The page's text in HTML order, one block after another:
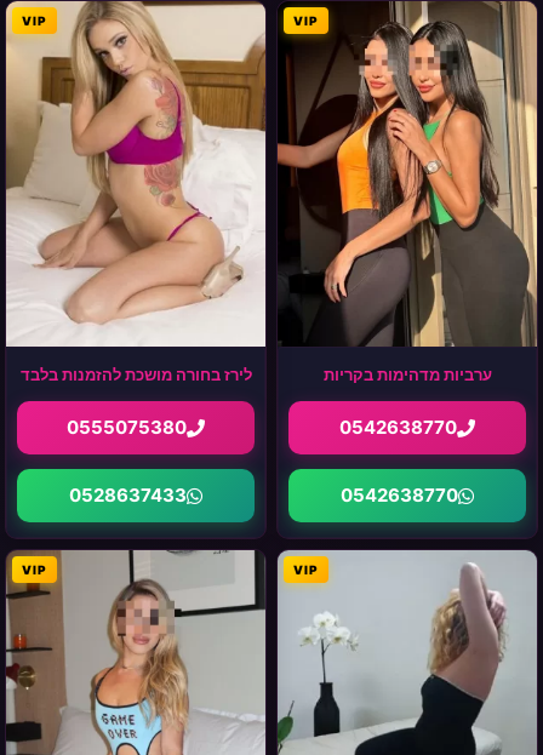
VIP
ערביות מדהימות בקריות
0542638770
0542638770
VIP
לירז בחורה מושכת להזמנות בלבד
0555075380
0528637433
VIP
VIP